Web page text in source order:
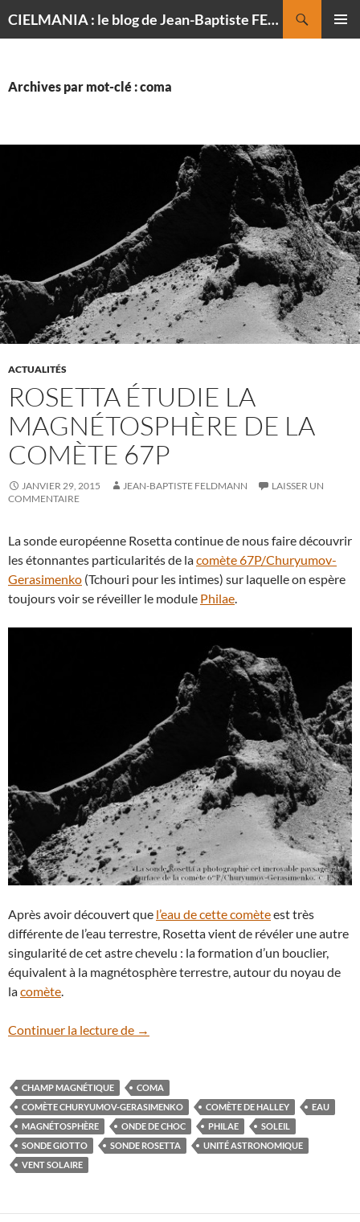
CIELMANIA : le blog de Jean-Baptiste FELDMANN, photographe du ciel
Archives par mot-clé : coma
ACTUALITÉS
ROSETTA ÉTUDIE LA
MAGNÉTOSPHÈRE DE LA
COMÈTE 67P
JANVIER 29, 2015 JEAN-BAPTISTE FELDMANN
LAISSER UN
COMMENTAIRE
La sonde européenne Rosetta continue de nous faire découvrir
les étonnantes particularités de lacomète 67P/Churyumov-
Gerasimenko (Tchouri pour les intimes) sur laquelle on espère
toujours voir se réveiller le module Philae.
Après avoir découvert que l’eau de cette comèteest très
différente de l’eau terrestre, Rosetta vient de révéler une autre
singularité de cet astre chevelu : la formation d’un bouclier,
équivalent à la magnétosphère terrestre, autour du noyau de
lacomète
Continuer la lecture de Rosetta étudie la magnétosphère de la
→
CHAMP MAGNÉTIQUE
COMA
COMÈTE CHURYUMOV-GERASIMENKO
COMÈTE DE HALLEY
EAU
MAGNÉTOSPHÈRE
ONDE DE CHOC PHILAE
SOLEIL
SONDE GIOTTO
SONDE ROSETTA
UNITÉ ASTRONOMIQUE
VENT SOLAIRE